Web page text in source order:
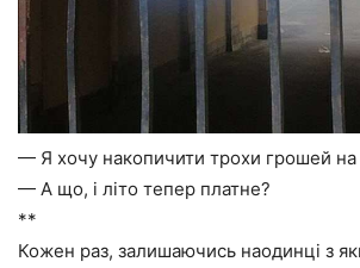
— Я хочу накопичити трохи грошей на
— А що, і літо тепер платне?
**
Кожен раз, залишаючись наодинці з